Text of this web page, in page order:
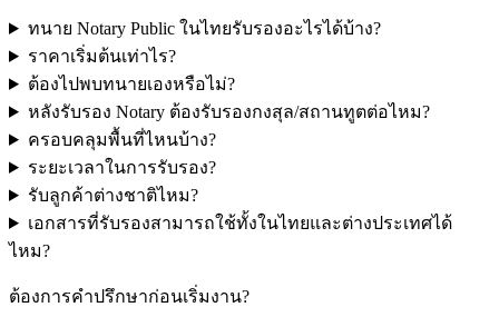
ทนาย Notary Public ในไทยรับรองอะไรได้บ้าง?
ราคาเริ่มต้นเท่าไร?
ต้องไปพบทนายเองหรือไม่?
หลังรับรอง Notary ต้องรับรองกงสุล/สถานทูตต่อไหม?
ครอบคลุมพื้นที่ไหนบ้าง?
ระยะเวลาในการรับรอง?
รับลูกค้าต่างชาติไหม?
เอกสารที่รับรองสามารถใช้ทั้งในไทยและต่างประเทศได้
ไหม?
ต้องการคำปรึกษาก่อนเริ่มงาน?